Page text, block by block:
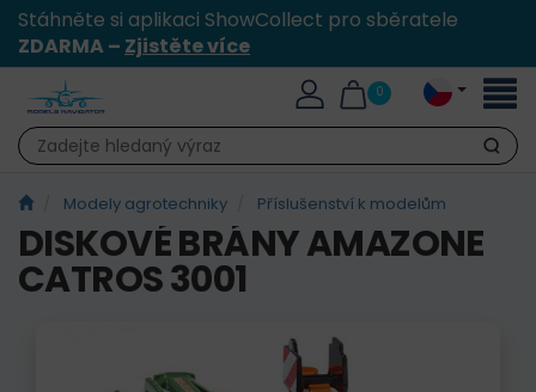
Stáhněte si aplikaci ShowCollect pro sběratele
ZDARMA – Zjistěte více
0
Hledat
Modely agrotechniky Příslušenství k modelům
DISKOVÉ BRÁNY AMAZONE
CATROS 3001